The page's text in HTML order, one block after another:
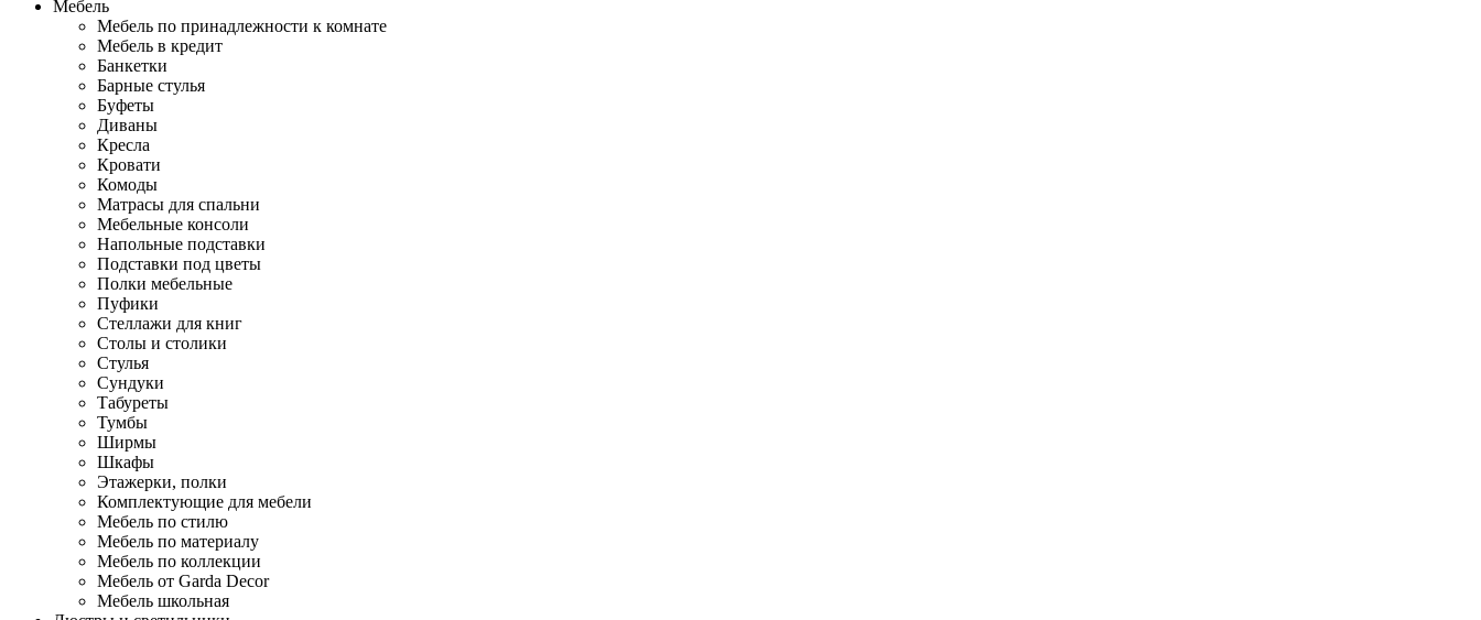
Мебель
Мебель по принадлежности к комнате
Мебель в кредит
Банкетки
Барные стулья
Буфеты
Диваны
Кресла
Кровати
Комоды
Матрасы для спальни
Мебельные консоли
Напольные подставки
Подставки под цветы
Полки мебельные
Пуфики
Стеллажи для книг
Столы и столики
Стулья
Сундуки
Табуреты
Тумбы
Ширмы
Шкафы
Этажерки, полки
Комплектующие для мебели
Мебель по стилю
Мебель по материалу
Мебель по коллекции
Мебель от Garda Decor
Мебель школьная